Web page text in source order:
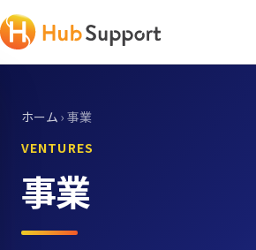
ホーム› 事業
VENTURES
事業